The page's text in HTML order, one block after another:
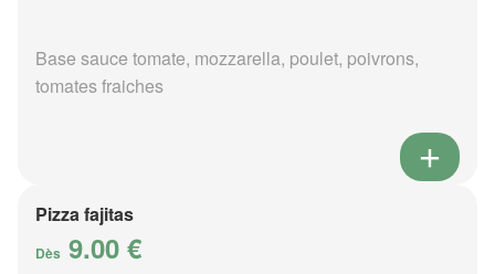
Base sauce tomate, mozzarella, poulet, poivrons,
tomates fraiches
Pizza fajitas
Dès 9.00 €